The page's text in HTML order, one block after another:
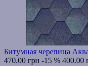
Битумная черепица
470.00 грн -15 % 400.00